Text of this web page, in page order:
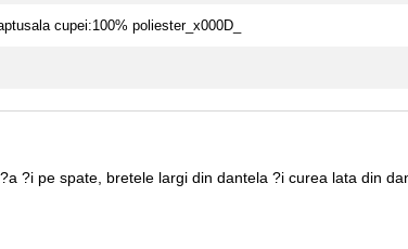
cupei:100% poliester_x000D_
?i pe spate, bretele largi din dantela ?i curea lata din